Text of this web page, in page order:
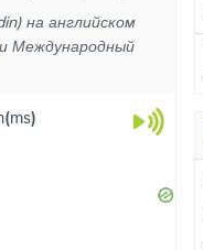
на английском
Международный
(ms)